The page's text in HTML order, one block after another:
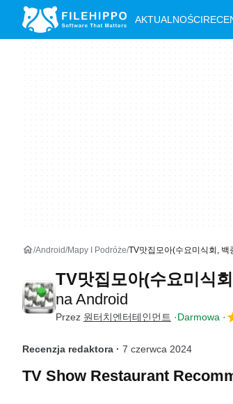
AKTUALNOŚCI
Android Mapy I Podróże TV맛집모아(수요미식회,
TV맛집모아(수요미식
na Android
Przez 원터치엔터테인먼트 Darmowa
Recenzja redaktora · 7 czerwca 2024
TV Show Restaurant